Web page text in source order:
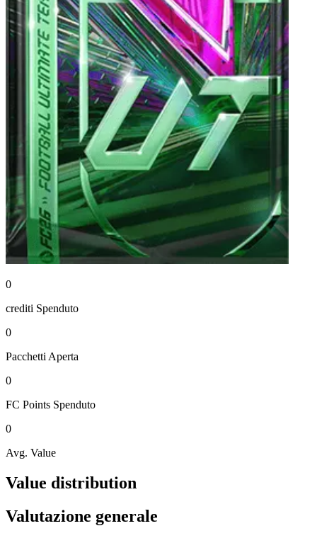
0
crediti Spenduto
0
Pacchetti Aperta
0
FC Points Spenduto
0
Avg. Value
Value distribution
Valutazione generale